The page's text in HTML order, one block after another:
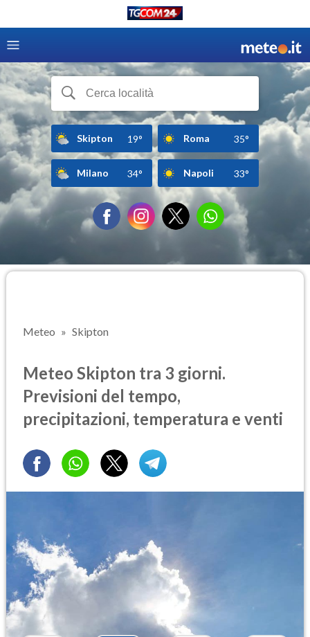
Skipton 19° Roma 35°
Milano 34° Napoli 33°
Meteo Skipton
Meteo Skipton tra 3 giorni.
Previsioni del tempo,
precipitazioni, temperatura e venti